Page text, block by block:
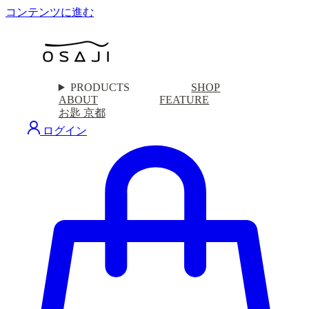
コンテンツに進む
PRODUCTS
SHOP
ABOUT
FEATURE
お匙 京都
ログイン